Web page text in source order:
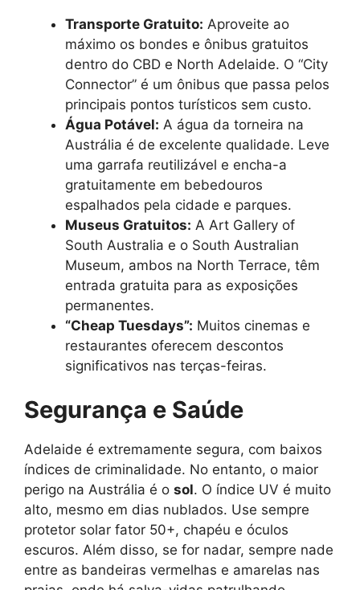
Transporte Gratuito: Aproveite ao
máximo os bondes e ônibus gratuitos
dentro do CBD e North Adelaide. O “City
Connector” é um ônibus que passa pelos
principais pontos turísticos sem custo.
Água Potável: A água da torneira na
Austrália é de excelente qualidade. Leve
uma garrafa reutilizável e encha-a
gratuitamente em bebedouros
espalhados pela cidade e parques.
Museus Gratuitos: A Art Gallery of
South Australia e o South Australian
Museum, ambos na North Terrace, têm
entrada gratuita para as exposições
permanentes.
“Cheap Tuesdays”: Muitos cinemas e
restaurantes oferecem descontos
significativos nas terças-feiras.
Segurança e Saúde
Adelaide é extremamente segura, com baixos
índices de criminalidade. No entanto, o maior
perigo na Austrália é o sol. O índice UV é muito
alto, mesmo em dias nublados. Use sempre
protetor solar fator 50+, chapéu e óculos
escuros. Além disso, se for nadar, sempre nade
entre as bandeiras vermelhas e amarelas nas